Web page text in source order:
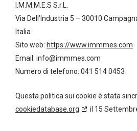
I.M.M.M.E.S S.r.L.
Via Dell’Industria 5 – 30010
Italia
Sito web: https://www.immmes.com
Email: info@immmes.com
Numero di telefono: 041 514 0453
Questa politica sui cookie è stata
cookiedatabase.org
il 15